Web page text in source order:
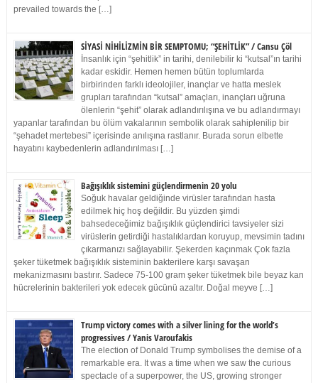
prevailed towards the […]
SİYASİ NİHİLİZMİN BİR SEMPTOMU; “ŞEHİTLİK” / Cansu Çöl
İnsanlık için “şehitlik” in tarihi, denilebilir ki “kutsal”ın tarihi
kadar eskidir. Hemen hemen bütün toplumlarda
birbirinden farklı ideolojiler, inançlar ve hatta meslek
grupları tarafından “kutsal” amaçları, inançları uğruna
ölenlerin “şehit” olarak adlandırılışına ve bu adlandırmayı
yapanlar tarafından bu ölüm vakalarının sembolik olarak sahiplenilip bir
“şehadet mertebesi” içerisinde anılışına rastlanır. Burada sorun elbette
hayatını kaybedenlerin adlandırılması […]
Bağışıklık sistemini güçlendirmenin 20 yolu
Soğuk havalar geldiğinde virüsler tarafından hasta
edilmek hiç hoş değildir. Bu yüzden şimdi
bahsedeceğimiz bağışıklık güçlendirici tavsiyeler sizi
virüslerin getirdiği hastalıklardan koruyup, mevsimin tadını
çıkarmanızı sağlayabilir. Şekerden kaçınmak Çok fazla
şeker tüketmek bağışıklık sisteminin bakterilere karşı savaşan
mekanizmasını bastırır. Sadece 75-100 gram şeker tüketmek bile beyaz kan
hücrelerinin bakterileri yok edecek gücünü azaltır. Doğal meyve […]
Trump victory comes with a silver lining for the world’s
progressives / Yanis Varoufakis
The election of Donald Trump symbolises the demise of a
remarkable era. It was a time when we saw the curious
spectacle of a superpower, the US, growing stronger